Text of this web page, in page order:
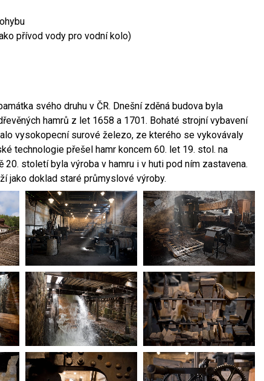
přívod vody pro vodní kolo)
svého druhu v ČR. Dnešní zděná budova byla
hamrů z let 1658 a 1701. Bohaté strojní vybavení
vysokopecní surové železo, ze kterého se vykovávaly
technologie přešel hamr koncem 60. let 19. stol. na
20. století byla výroba v hamru i v huti pod ním zastavena.
jako doklad staré průmyslové výroby.